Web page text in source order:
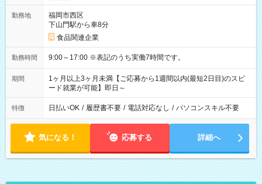
勤務地
福岡市西区
下山門駅から車8分
食品関連企業
勤務時間 9:00～17:00 ※表記のうち実働7時間です。
期間
1ヶ月以上3ヶ月未満【ご応募から1週間以内(最短2日目)のスピ
ード就業が可能】即日～
特徴 日払いOK / 履歴書不要 / 電話対応なし / パソコンスキル不要
気になる！ 応募する 詳細へ